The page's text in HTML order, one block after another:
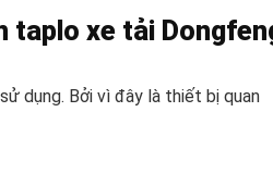
taplo xe tải
dụng. Bởi vì đây là thiết bị quan